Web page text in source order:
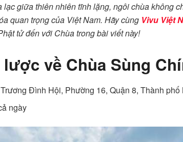
lạc giữa thiên nhiên tĩnh lặng, ngôi chùa không
quan trọng của Việt Nam. Hãy cùng Vivu Việt
tử đến với Chùa trong bài viết này!
về Chùa Sùng
Đình Hội, Phường 16, Quận 8, Thành phố
ngày